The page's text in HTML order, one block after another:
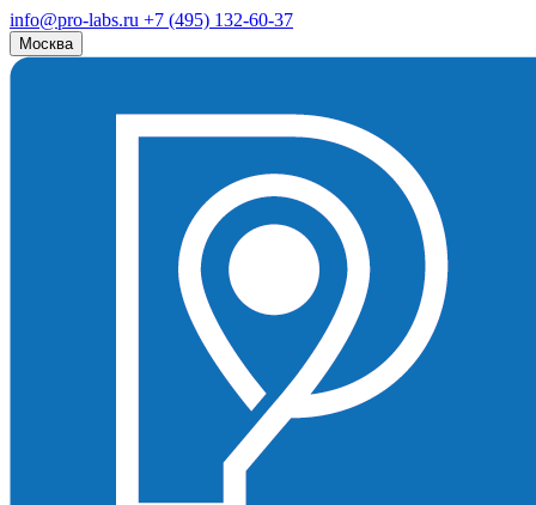
info@pro-labs.ru +7 (495) 132-60-37
Москва